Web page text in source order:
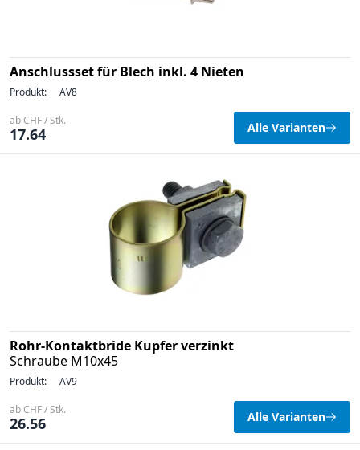
Anschlussset für Blech inkl. 4 Nieten
Produkt: AV8
ab CHF / Stk.
17.64 Alle Varianten
Rohr-Kontaktbride Kupfer verzinkt
Schraube M10x45
Produkt: AV9
ab CHF / Stk.
26.56 Alle Varianten